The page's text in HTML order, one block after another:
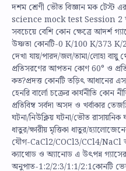
দশম শ্রেণী ভৌত বিজ্ঞান মক টেস্ট
science mock test Session 2
সবচেয়ে বেশি কোন ক্ষেত্রে আদর্শ
উষ্ণতা কোনটি-0 K/100 K/373 K/
দেখা যায়/পারদ/জল/তামা/লোহা
প্রতিসরণের আপতন কোণ 60° ও
কত?প্রদত্ত কোনটি তড়িৎ আধানের
হেনরি বার্লো চক্রের কার্যনীতি কোন
প্রতিবিম্ব সর্বদা অসদ ও খর্বাকার
ঘটনা/নিউক্লিয় ঘটনা/ভৌত রাসায়নিক
ধাতুর/ক্ষারীয় মৃত্তিকা ধাতুর/
যৌগ-CaCl2/COCl3/CCl4/NaCl
ক্যাথোড ও অ্যানোড এ উৎপন্ন
অনুপাত-1:2/2:3/1:1/2:1কোনটি